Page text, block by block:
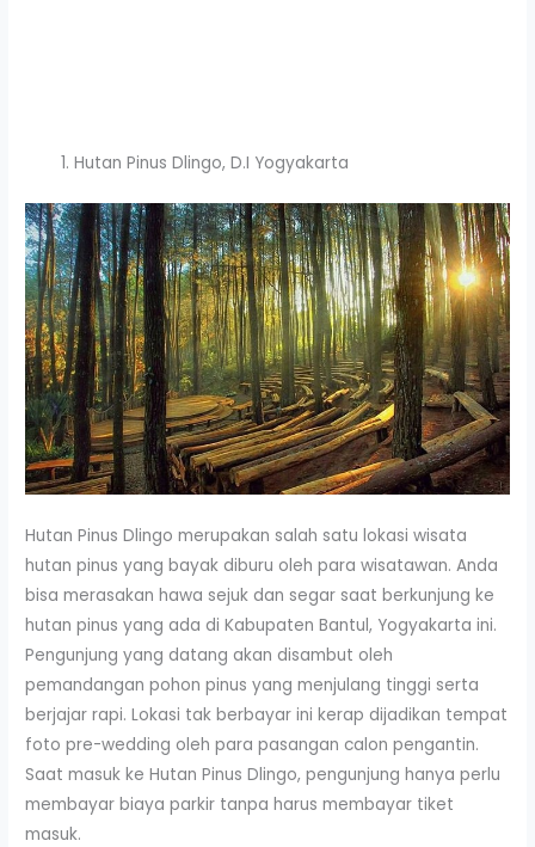
Hutan Pinus Dlingo, D.I Yogyakarta
Hutan Pinus Dlingo merupakan salah satu lokasi wisata
hutan pinus yang bayak diburu oleh para wisatawan. Anda
bisa merasakan hawa sejuk dan segar saat berkunjung ke
hutan pinus yang ada di Kabupaten Bantul, Yogyakarta ini.
Pengunjung yang datang akan disambut oleh
pemandangan pohon pinus yang menjulang tinggi serta
berjajar rapi. Lokasi tak berbayar ini kerap dijadikan tempat
foto pre-wedding oleh para pasangan calon pengantin.
Saat masuk ke Hutan Pinus Dlingo, pengunjung hanya perlu
membayar biaya parkir tanpa harus membayar tiket
masuk.